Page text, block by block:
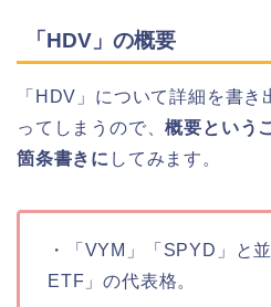
「HDV」の概要
「HDV」について詳細を書
ってしまうので、概要という
箇条書きに してみます。
・「VYM」「SPYD」と
ETF」の代表格。